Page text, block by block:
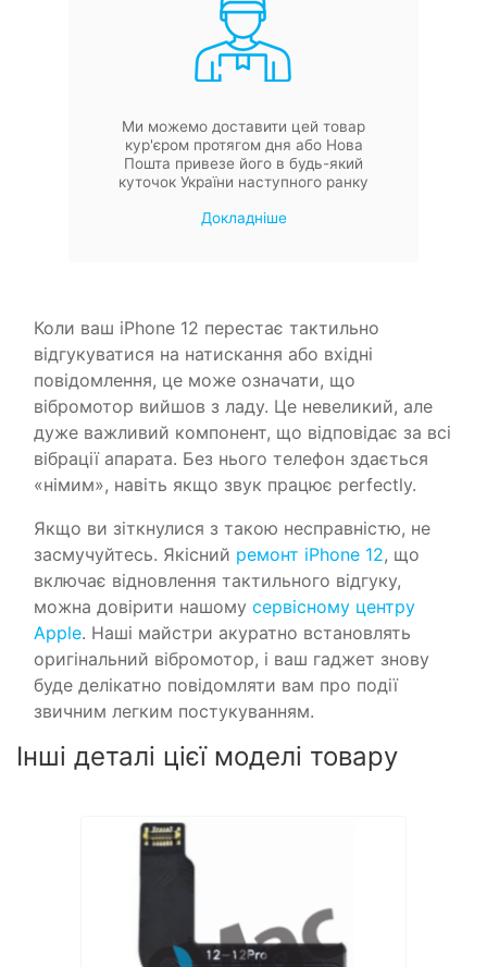
Ми можемо доставити цей товар
кур'єром протягом дня або Нова
Пошта привезе його в будь-який
куточок України наступного ранку
Докладніше
Коли ваш iPhone 12 перестає тактильно
відгукуватися на натискання або вхідні
повідомлення, це може означати, що
вібромотор вийшов з ладу. Це невеликий, але
дуже важливий компонент, що відповідає за всі
вібрації апарата. Без нього телефон здається
«німим», навіть якщо звук працює perfectly.
Якщо ви зіткнулися з такою несправністю, не
засмучуйтесь. Якісний ремонт iPhone 12, що
включає відновлення тактильного відгуку,
можна довірити нашому сервісному центру
Apple. Наші майстри акуратно встановлять
оригінальний вібромотор, і ваш гаджет знову
буде делікатно повідомляти вам про події
звичним легким постукуванням.
Інші деталі цієї моделі товару